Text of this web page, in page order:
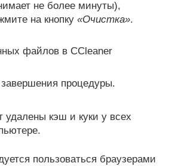
не более минуты),
на кнопку «Очистка».
процедуры.
удалены кэш и куки у всех
пользоваться браузерами